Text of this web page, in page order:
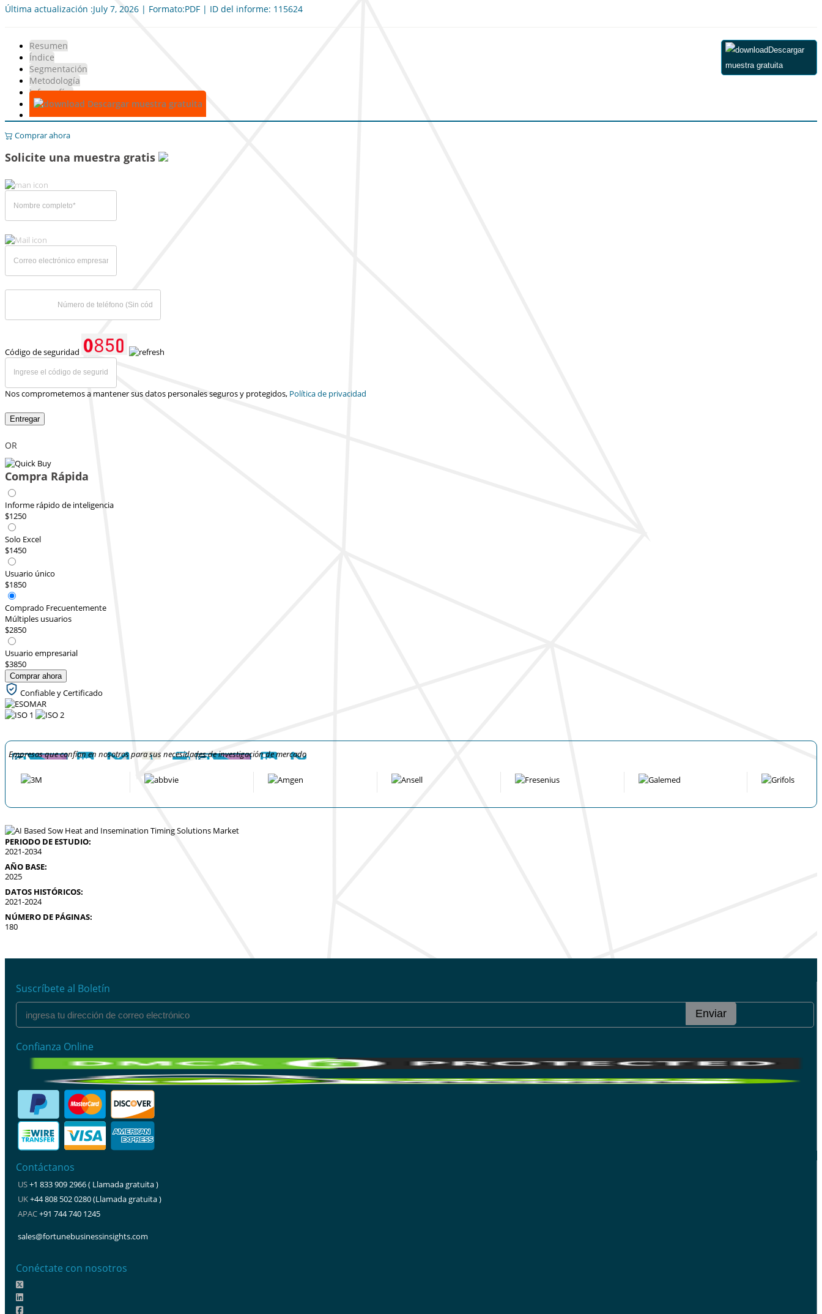
Última actualización :July 7, 2026 | Formato:PDF | ID del informe: 115624
Resumen
Índice
Segmentación
Metodología
Infografías
Descargar muestra gratuita
Descargar
muestra gratuita
Comprar ahora
Solicite una muestra gratis
Código de seguridad
Nos comprometemos a mantener sus datos personales seguros y protegidos, Política de privacidad
Entregar
OR
Compra Rápida
Informe rápido de inteligencia
$1250
Solo Excel
$1450
Usuario único
$1850
Comprado Frecuentemente
Múltiples usuarios
$2850
Usuario empresarial
$3850
Comprar ahora
Confiable y Certificado
Empresas que confían en nosotros para sus necesidades de investigación de mercado
PERIODO DE ESTUDIO:
2021-2034
AÑO BASE:
2025
DATOS HISTÓRICOS:
2021-2024
NÚMERO DE PÁGINAS:
180
Suscríbete al Boletín
Enviar
Confianza Online
Contáctanos
US+1 833 909 2966 ( Llamada gratuita )
UK+44 808 502 0280 (Llamada gratuita )
APAC+91 744 740 1245
sales@fortunebusinessinsights.com
Conéctate con nosotros